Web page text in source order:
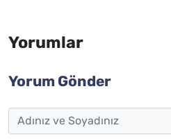
Yorumlar
Yorum Gönder